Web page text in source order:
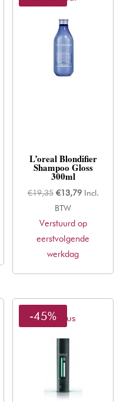
L’oreal Blondifier
Shampoo Gloss
300ml
€19,35 Oorspronkelijke
prijs
was:
€19,35.
€13,79Huidige
is:
€13,79.
Incl.
BTW
Verstuurd op
eerstvolgende
werkdag
Kadus
-45%